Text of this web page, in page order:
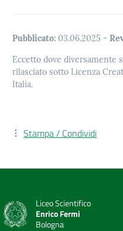
Pubblicato: 03.06.2025 -
Eccetto dove diversamente
rilasciato sotto Licenza
Italia.
Stampa / Condividi
Liceo Scientifico
Enrico Fermi
Bologna